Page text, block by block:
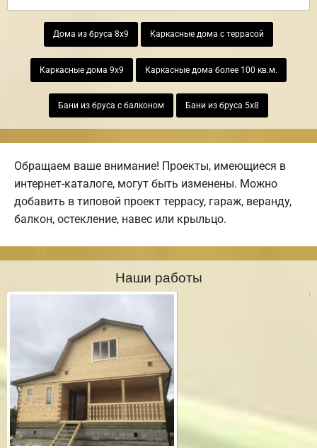
Дома из бруса 8х9 Каркасные дома с террасой
Каркасные дома 9х9 Каркасные дома более 100 кв.м.
Бани из бруса с балконом Бани из бруса 5х8
Обращаем ваше внимание! Проекты, имеющиеся в
интернет-каталоге, могут быть изменены. Можно
добавить в типовой проект террасу, гараж, веранду,
балкон, остекление, навес или крыльцо.
Наши работы